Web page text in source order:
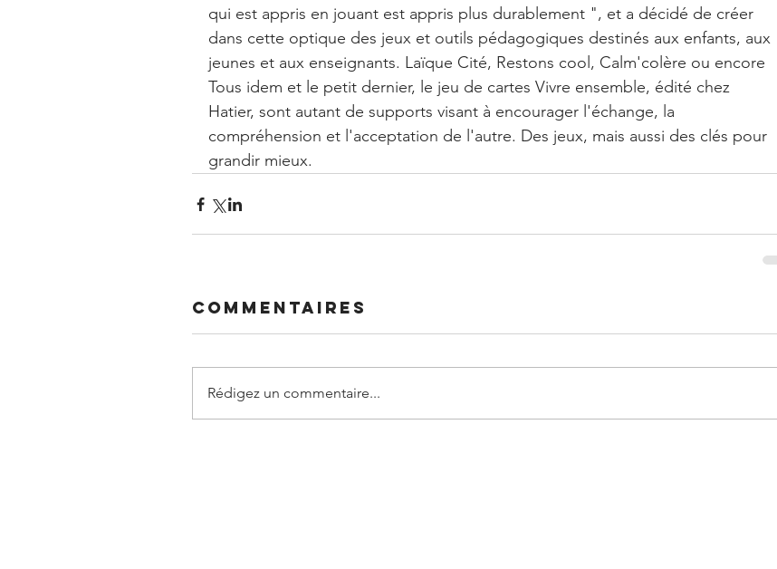
qui est appris en jouant est appris plus durablement ", et a décidé de créer
dans cette optique des jeux et outils pédagogiques destinés aux enfants, aux
jeunes et aux enseignants. Laïque Cité, Restons cool, Calm'colère ou encore
Tous idem et le petit dernier, le jeu de cartes Vivre ensemble, édité chez
Hatier, sont autant de supports visant à encourager l'échange, la
compréhension et l'acceptation de l'autre. Des jeux, mais aussi des clés pour
grandir mieux.
Commentaires
Rédigez un commentaire...